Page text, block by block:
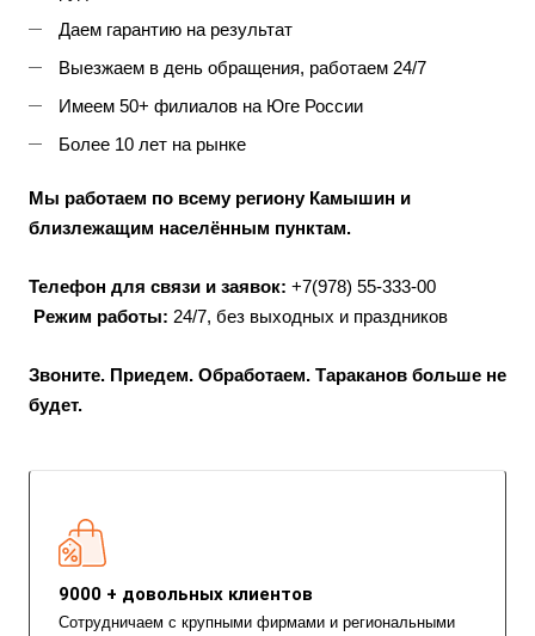
Даем гарантию на результат
Выезжаем в день обращения, работаем 24/7
Имеем 50+ филиалов на Юге России
Более 10 лет на рынке
Мы работаем по всему региону Камышин и
близлежащим населённым пунктам.
Телефон для связи и заявок: +7(978) 55-333-00
Режим работы: 24/7, без выходных и праздников
Звоните. Приедем. Обработаем. Тараканов больше не
будет.
9000 + довольных клиентов
Сотрудничаем с крупными фирмами и региональными